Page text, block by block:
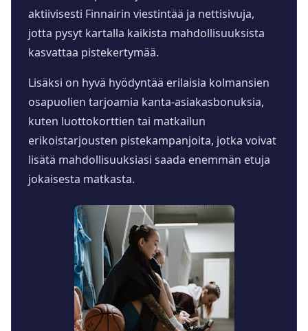
aktiivisesti Finnairin viestintää ja nettisivuja,
jotta pysyt kartalla kaikista mahdollisuuksista
kasvattaa pistekertymää.
Lisäksi on hyvä hyödyntää erilaisia kolmansien
osapuolien tarjoamia kanta-asiakasbonuksia,
kuten luottokorttien tai matkailun
erikoistarjousten pistekampanjoita, jotka voivat
lisätä mahdollisuuksiasi saada enemmän etuja
jokaisesta matkasta.